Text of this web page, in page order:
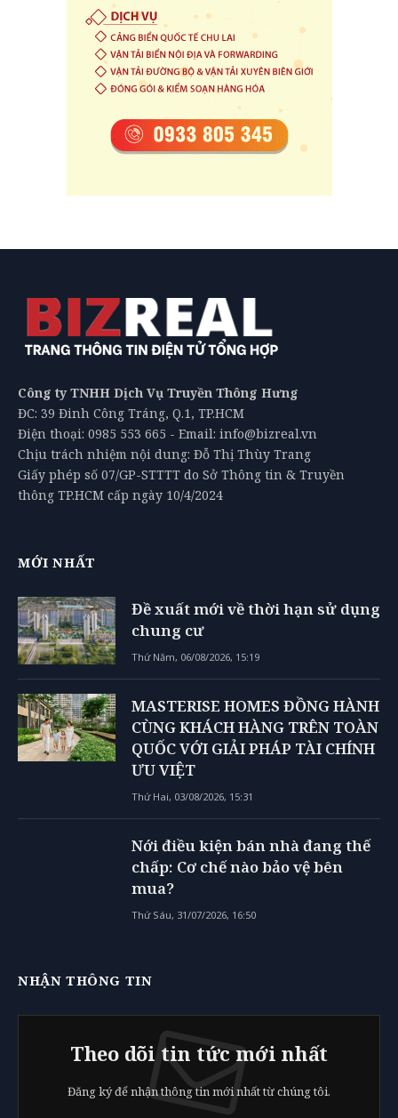
Công ty TNHH Dịch Vụ Truyền Thông Hưng
ĐC: 39 Đinh Công Tráng, Q.1, TP.HCM
Điện thoại: 0985 553 665 - Email: info@bizreal.vn
Chịu trách nhiệm nội dung: Đỗ Thị Thùy Trang
Giấy phép số 07/GP-STTTT do Sở Thông tin & Truyền
thông TP.HCM cấp ngày 10/4/2024
MỚI NHẤT
Đề xuất mới về thời hạn sử dụng
chung cư
Thứ Năm, 06/08/2026, 15:19
MASTERISE HOMES ĐỒNG HÀNH
CÙNG KHÁCH HÀNG TRÊN TOÀN
QUỐC VỚI GIẢI PHÁP TÀI CHÍNH
ƯU VIỆT
Thứ Hai, 03/08/2026, 15:31
Nới điều kiện bán nhà đang thế
chấp: Cơ chế nào bảo vệ bên
mua?
Thứ Sáu, 31/07/2026, 16:50
NHẬN THÔNG TIN
Theo dõi tin tức mới nhất
Đăng ký để nhận thông tin mới nhất từ chúng tôi.